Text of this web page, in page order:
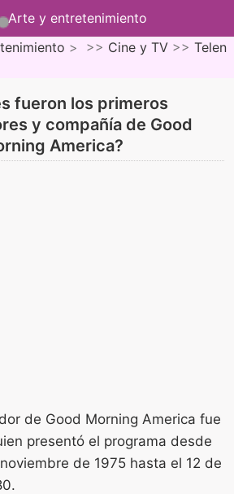
Arte y entretenimiento
> >> Cine y TV >> Telen
fueron los primeros
y compañía de Good
America?
de Good Morning America fue
presentó el programa desde
de 1975 hasta el 12 de